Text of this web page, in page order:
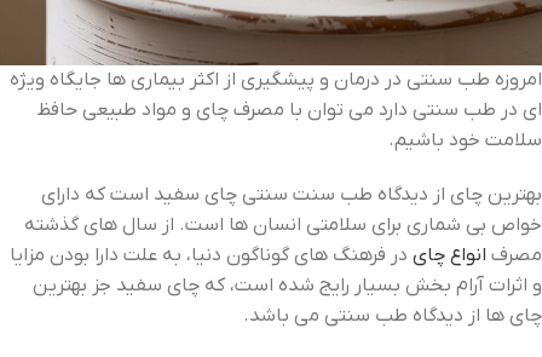
امروزه طب سنتی در درمان و پیشگیری از اکثر بیماری‌ ها جایگاه ویژه‌
ای در طب سنتی دارد می‌ توان با مصرف چای و مواد طبیعی حافظ
سلامت خود باشیم.
بهترین چای از دیدگاه طب سنت سنتی چای سفید است که دارای
خواص بی‌ شماری برای سلامتی انسان ‌ها است. از سال ‌های گذشته
مصرف انواع چای در فرهنگ ‌های گوناگون دنیا، به علت دارا بودن مزایا
و اثرات آرام بخش بسیار رایج شده است، که چای سفید جز بهترین
چای ‌ها از دیدگاه طب سنتی می ‌باشد.